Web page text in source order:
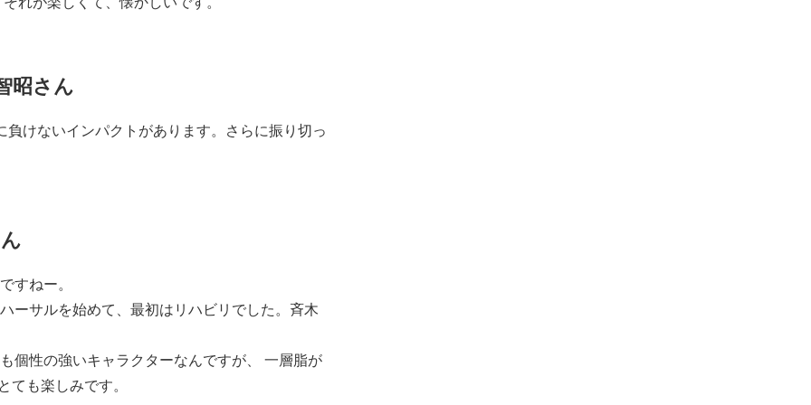
昭さん
負けないインパクトがあります。さらに振り切っ
すねー。
ーサルを始めて、最初はリハビリでした。斉木
個性の強いキャラクターなんですが、
一層脂が
ても楽しみです。